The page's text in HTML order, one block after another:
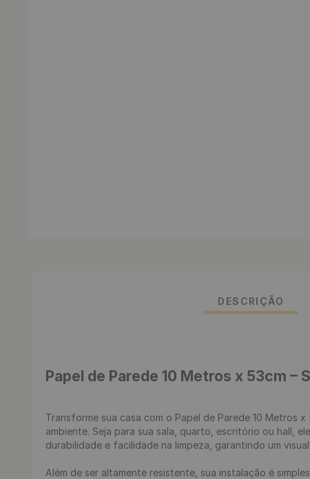
DESCRIÇÃO
Papel de Parede 10 Metros x 53cm
Transforme sua casa com o Papel de Parede 10 Metros
ambiente. Seja para sua sala, quarto, escritório ou hall,
durabilidade e facilidade na limpeza, garantindo um
Além de ser altamente resistente, sua instalação é